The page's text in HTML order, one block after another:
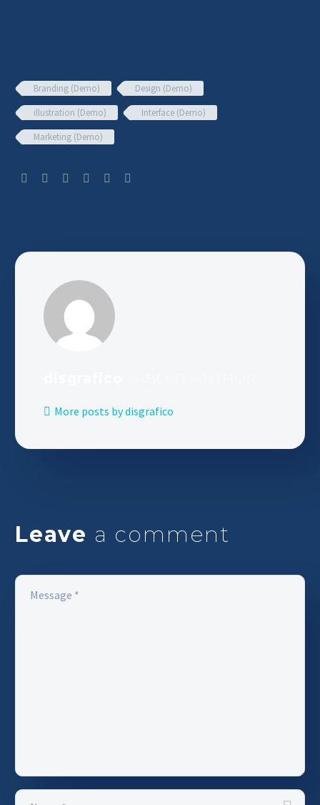
Branding (Demo)
Design (Demo)
illustration (Demo)
Interface (Demo)
Marketing (Demo)
More posts by disgrafico
Leave a comment